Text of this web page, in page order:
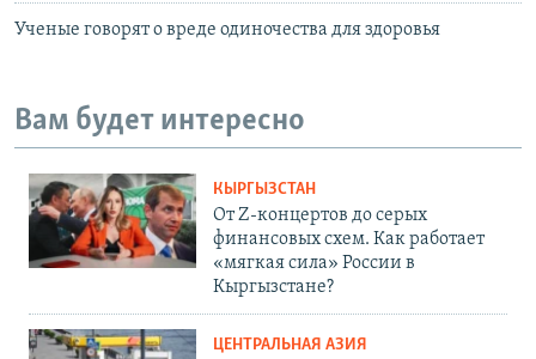
Ученые говорят о вреде одиночества для здоровья
Вам будет интересно
КЫРГЫЗСТАН
От Z-концертов до серых
финансовых схем. Как работает
«мягкая сила» России в
Кыргызстане?
ЦЕНТРАЛЬНАЯ АЗИЯ